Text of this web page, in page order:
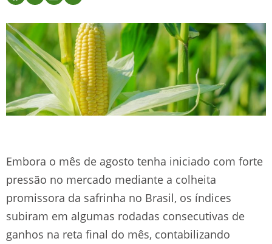
Embora o mês de agosto tenha iniciado com forte
pressão no mercado mediante a colheita
promissora da safrinha no Brasil, os índices
subiram em algumas rodadas consecutivas de
ganhos na reta final do mês, contabilizando